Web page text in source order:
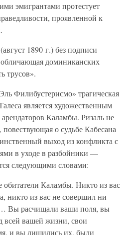
эмигрантами протестует
проявленной к
1890 г.) без подписи
обличающая доминиканских
трусов».
Филибустерисмо» трагическая
является художественным
Каламбы. Ризаль не
повествующая о судьбе Кабесана
выход из конфликта с
в уходе в разбойники —
следующими словами:
обитатели Каламбы. Никто из вас
никто из вас не совершил ни
Вы расчищали ваши поля, вы
всей вашей жизни, свои
и вы лишились их, были